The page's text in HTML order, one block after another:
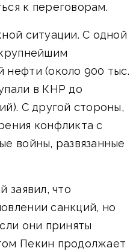
к переговорам.
ситуации. С одной
нефти (около 900 тыс.
в КНР до
С другой стороны,
конфликта с
войны, развязанные
заявил, что
санкций, но
они приняты
Пекин продолжает